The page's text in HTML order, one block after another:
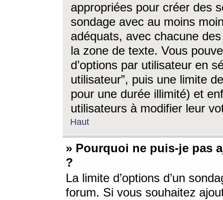
appropriées pour créer des
sondage avec au moins
adéquats, avec chacune
la zone de texte. Vous
d’options par utilisateur en
utilisateur”, puis une limite
pour une durée illimité) et
utilisateurs à modifier leur
Haut
» Pourquoi ne puis-je pas
?
La limite d’options d’un
forum. Si vous souhaitez